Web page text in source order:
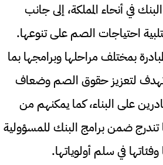
في أنحاء المملكة، إلى جانب
احتياجات الصم على تنوعها.
بمختلف مراحلها وبرامجها بما
تهدف لتعزيز حقوق الصم وضعاف
على البناء، كما يمكنهم من
تندرج ضمن برامج البنك للمسؤولية
في سلم أولوياتها.